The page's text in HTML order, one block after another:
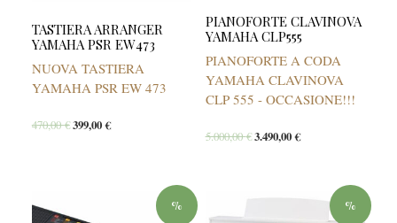
TASTIERA ARRANGER
YAMAHA PSR EW473
NUOVA TASTIERA
YAMAHA PSR EW 473
470,00€399,00€
PIANOFORTE CLAVINOVA
YAMAHA CLP555
PIANOFORTE A CODA
YAMAHA CLAVINOVA
CLP 555 - OCCASIONE!!!
5.000,00€3.490,00€
% %